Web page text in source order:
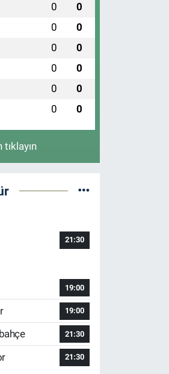
0 0
0 0
0 0
0 0
0 0
0 0
21:30
19:00
19:00
21:30
21:30